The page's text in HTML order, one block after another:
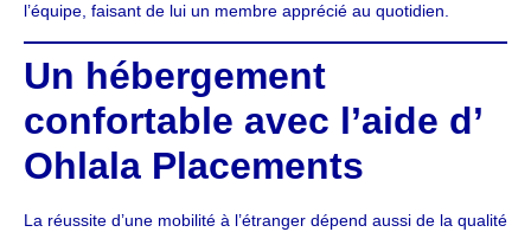
l’équipe, faisant de lui un membre apprécié au quotidien.
Un hébergement
confortable avec l’aide d’
Ohlala Placements
La réussite d’une mobilité à l’étranger dépend aussi de la qualité